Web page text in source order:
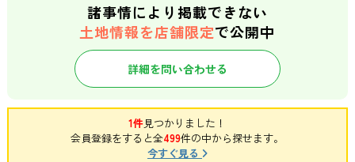
諸事情により掲載できない
土地情報を店舗限定で公開中
詳細を問い合わせる
1件見つかりました！
会員登録をすると全499件の中から探せます。
今すぐ見る